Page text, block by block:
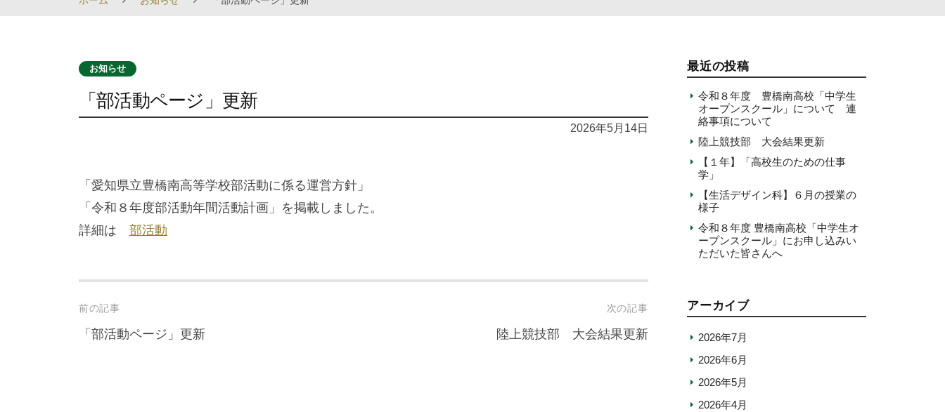
お知らせ
「部活動ページ」更新
2026年5月14日
「愛知県立豊橋南高等学校部活動に係る運営方針」
「令和８年度部活動年間活動計画」を掲載しました。
詳細は 部活動
Post
navigation
前の記事
「部活動ページ」更新
次の記事
陸上競技部 大会結果更新
最近の投稿
令和８年度 豊橋南高校「中学生
オープンスクール」について 連
絡事項について
陸上競技部 大会結果更新
【１年】「高校生のための仕事
学」
【生活デザイン科】６月の授業の
様子
令和８年度 豊橋南高校「中学生オ
ープンスクール」にお申し込みい
ただいた皆さんへ
アーカイブ
2026年7月
2026年6月
2026年5月
2026年4月